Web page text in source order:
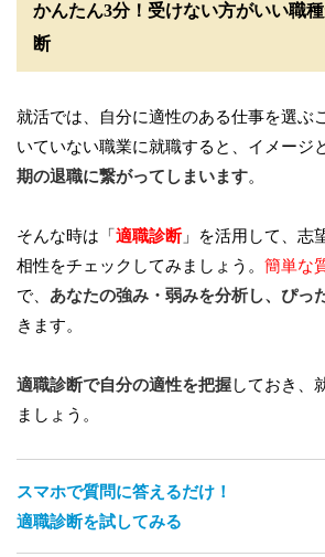
かんたん3分！受けない方がいい職
断
就活では、自分に適性のある仕事を選ぶ
いていない職業に就職すると、イメージ
期の退職に繋がってしまいます。
そんな時は「適職診断」を活用して、志
相性をチェックしてみましょう。 簡単な
で、 あなたの強み・弱みを分析し、ぴっ
きます。
適職診断で自分の適性を把握しておき、
ましょう。
スマホで質問に答えるだけ！
適職診断を試してみる